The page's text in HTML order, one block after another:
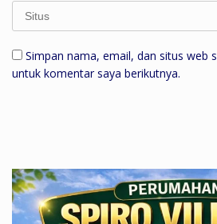
Simpan nama, email, dan situs web
untuk komentar saya berikutnya.